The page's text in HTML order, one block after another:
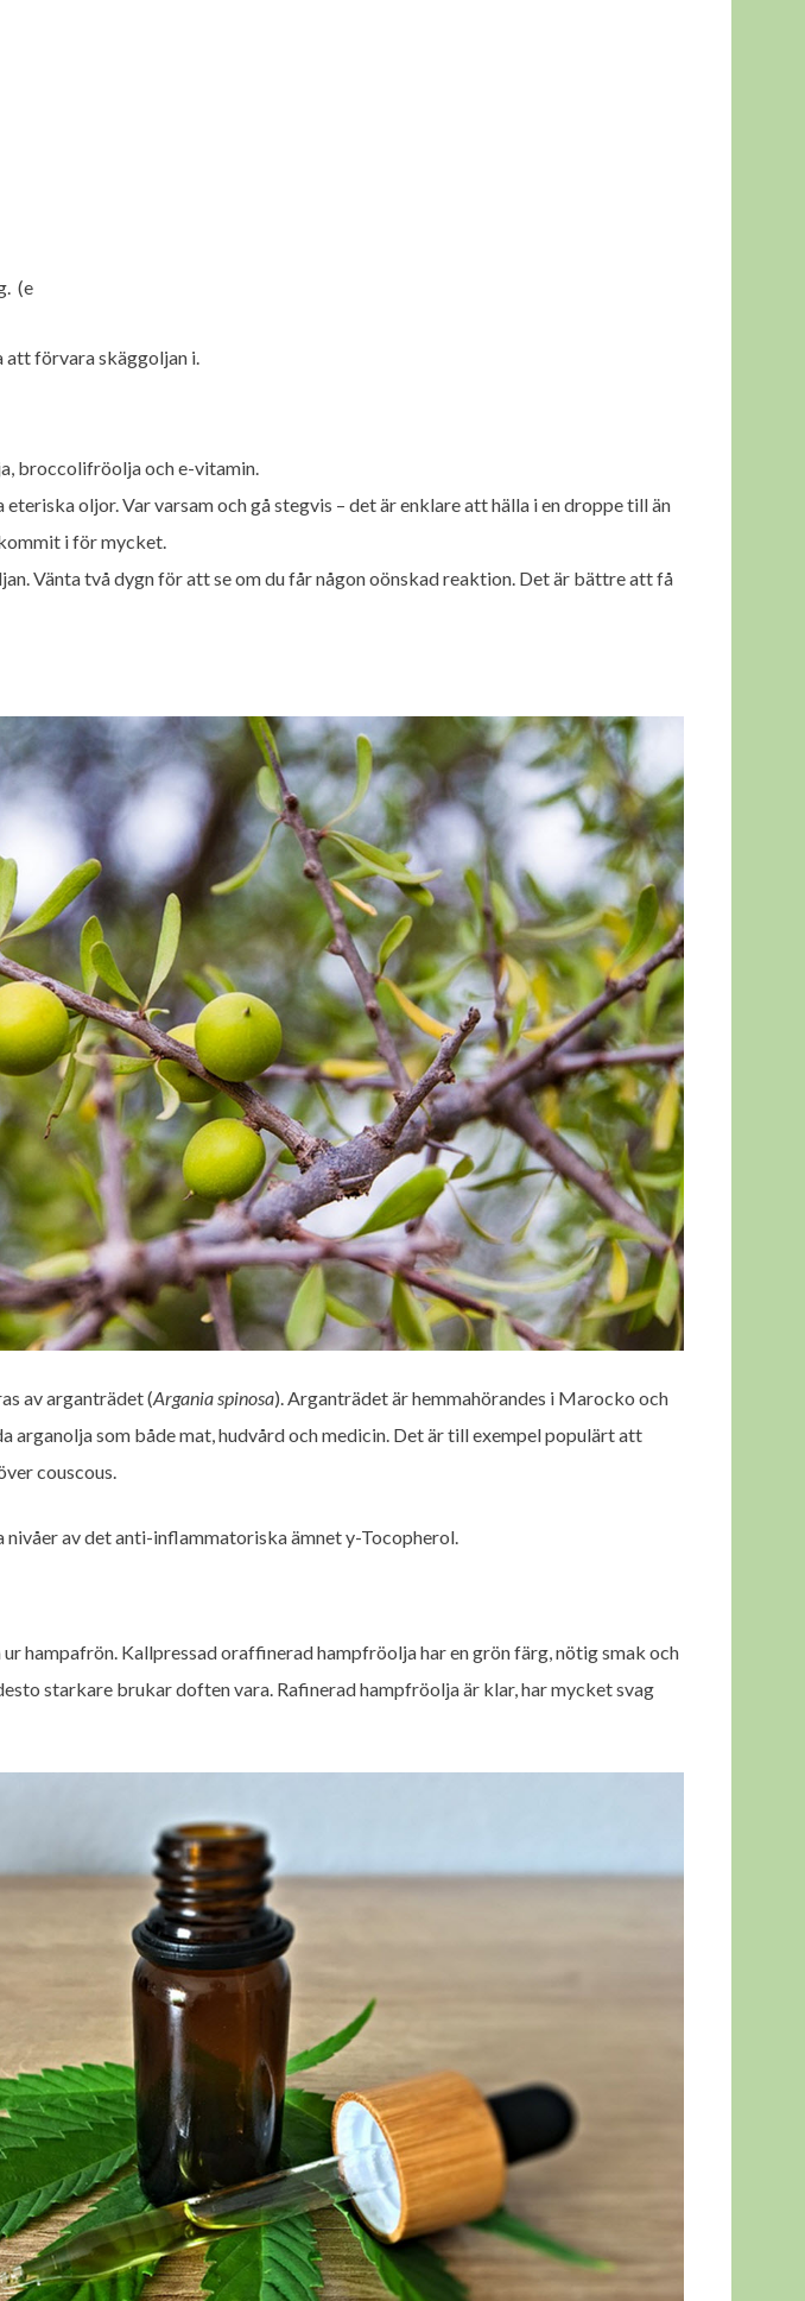
(e
att förvara skäggoljan i.
broccolifröolja och e-vitamin.
oljor. Var varsam och gå stegvis – det är enklare att hälla i en droppe till än
i för mycket.
Vänta två dygn för att se om du får någon oönskad reaktion. Det är bättre att få
av arganträdet (Argania spinosa). Arganträdet är hemmahörandes i Marocko och
arganolja som både mat, hudvård och medicin. Det är till exempel populärt att
couscous.
av det anti-inflammatoriska ämnet y-Tocopherol.
hampafrön. Kallpressad oraffinerad hampfröolja har en grön färg, nötig smak och
starkare brukar doften vara. Rafinerad hampfröolja är klar, har mycket svag